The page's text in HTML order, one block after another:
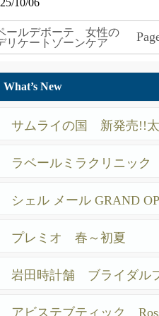
10/06
ールデボーテ 女性の
リケートゾーンケア
What’s New
サムライの国 新発売!!
ラベールミラクリニッ
シェル メール GRAND
プレミオ 春～初夏
岩田時計舗 ブライダル
アビステブティック